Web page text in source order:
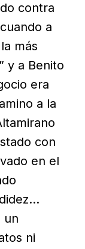
contra
a
más
y a Benito
era
a la
con
en el
un
ni